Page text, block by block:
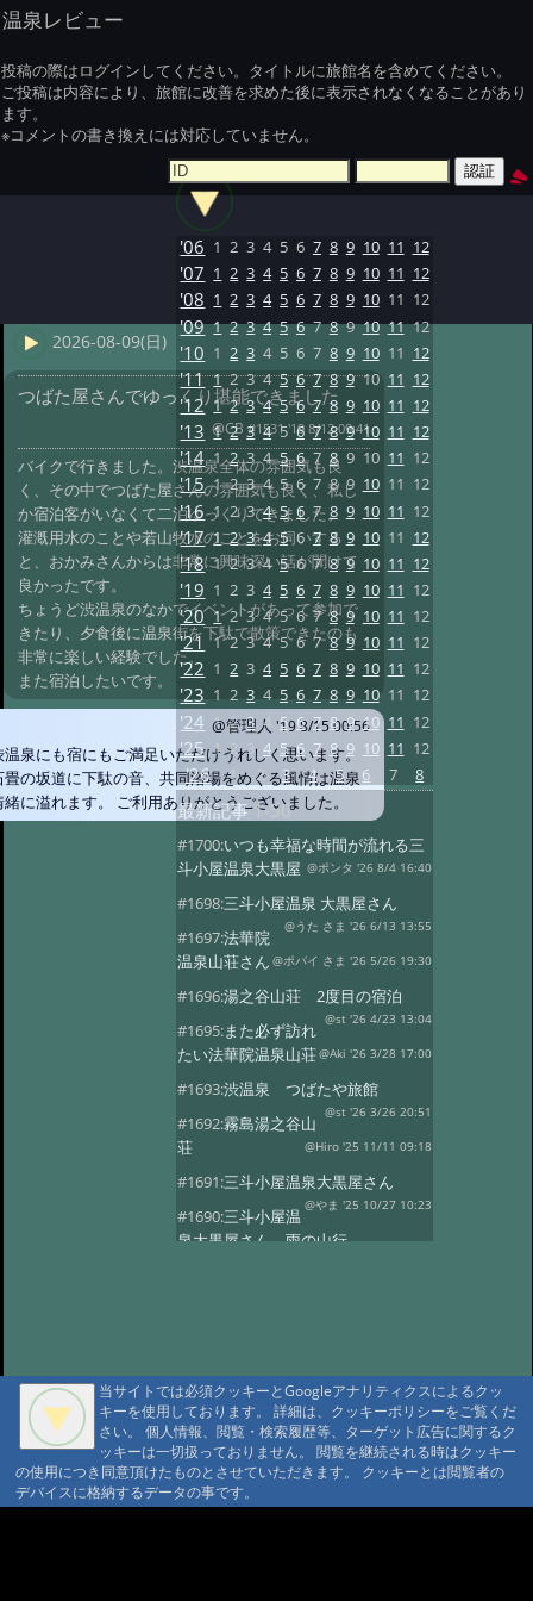
温泉レビュー
投稿の際はログインしてください。タイトルに旅館名を含めてください。
ご投稿は内容により、旅館に改善を求めた後に表示されなくなることがあり
ます。
※コメントの書き換えには対応していません。
2026-08-09(日)
つばた屋さんでゆっくり堪能できました
@CB #1531 '19 8/12 09:41
バイクで行きました。渋温泉全体の雰囲気も良
く、その中でつばた屋さんの雰囲気も良く、私し
か宿泊客がいなくて二泊ゆっくりできました。
灌漑用水のことや若山牧水のことをお伺いする
と、おかみさんからは非常に興味深い話が聞けて
良かったです。
ちょうど渋温泉のなかでイベントがあって参加で
きたり、夕食後に温泉街を下駄で散策できたのも
非常に楽しい経験でした。
また宿泊したいです。
@管理人 '19 8/15 00:56
温泉にも宿にもご満足いただけうれしく思います。
畳の坂道に下駄の音、共同浴場をめぐる風情は温泉
緒に溢れます。 ご利用ありがとうございました。
'06 1 2 3 4 5 6 7 8 9 10 11 12
'07 1 2 3 4 5 6 7 8 9 10 11 12
'08 1 2 3 4 5 6 7 8 9 10 11 12
'09 1 2 3 4 5 6 7 8 9 10 11 12
'10 1 2 3 4 5 6 7 8 9 10 11 12
'11 1 2 3 4 5 6 7 8 9 10 11 12
'12 1 2 3 4 5 6 7 8 9 10 11 12
'13 1 2 3 4 5 6 7 8 9 10 11 12
'14 1 2 3 4 5 6 7 8 9 10 11 12
'15 1 2 3 4 5 6 7 8 9 10 11 12
'16 1 2 3 4 5 6 7 8 9 10 11 12
'17 1 2 3 4 5 6 7 8 9 10 11 12
'18 1 2 3 4 5 6 7 8 9 10 11 12
'19 1 2 3 4 5 6 7 8 9 10 11 12
'20 1 2 3 4 5 6 7 8 9 10 11 12
'21 1 2 3 4 5 6 7 8 9 10 11 12
'22 1 2 3 4 5 6 7 8 9 10 11 12
'23 1 2 3 4 5 6 7 8 9 10 11 12
'24 1 2 3 4 5 6 7 8 9 10 11 12
'25 1 2 3 4 5 6 7 8 9 10 11 12
'26 1 2 3 4 5 6 7 8
最新記事1-50
#1700:いつも幸福な時間が流れる三
斗小屋温泉大黒屋 @ポンタ '26 8/4 16:40
#1698:三斗小屋温泉 大黒屋さん
@うた さま '26 6/13 13:55
#1697:法華院
温泉山荘さん @ポパイ さま '26 5/26 19:30
#1696:湯之谷山荘 2度目の宿泊
@st '26 4/23 13:04
#1695:また必ず訪れ
たい法華院温泉山荘@Aki '26 3/28 17:00
#1693:渋温泉 つばたや旅館
@st '26 3/26 20:51
#1692:霧島湯之谷山
荘
@Hiro '25 11/11 09:18
#1691:三斗小屋温泉大黒屋さん
@やま '25 10/27 10:23
#1690:三斗小屋温
泉大黒屋さん 雨の山行
#1686:何度でも行きたい宿 三斗小屋
温泉大黒屋
@府中のぼる '25 10/17 08:55
#1685:最高のお風呂 三斗小屋温泉大
黒屋
@Naotan '25 10/12 09:11
#1684:お湯良し、ご飯良し、人良し
当サイトでは必須クッキーとGoogleアナリティクスによるクッ
キーを使用しております。 詳細は、クッキーポリシーをご覧くだ
さい。 個人情報、閲覧・検索履歴等、ターゲット広告に関するク
ッキーは一切扱っておりません。 閲覧を継続される時はクッキー
の使用につき同意頂けたものとさせていただきます。 クッキーとは閲覧者の
デバイスに格納するデータの事です。